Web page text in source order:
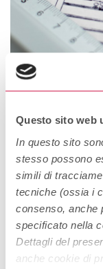
Questo sito web
In questo sito
stesso possono
simili di
tecniche (ossia i
consenso, anche
specificato nella
Dettagli del
anche cookie di
Idoneità
L’idoneità
requisiti della tua
l’idoneità
l’idoneità
l’abitazione in cui
l’edilizia
Continue Reading